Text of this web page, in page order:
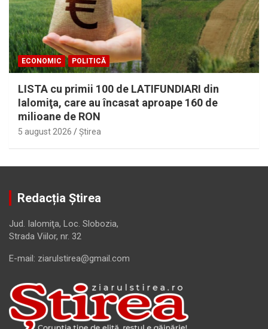
ECONOMIC POLITICĂ
LISTA cu primii 100 de LATIFUNDIARI din
Ialomiţa, care au încasat aproape 160 de
milioane de RON
5 august 2026 Ştirea
Redacția Știrea
Jud. Ialomiţa, Loc. Slobozia,
Strada Viilor, nr. 32
E-mail: ziarulstirea@gmail.com